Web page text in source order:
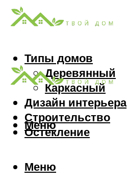
Типы домов
Деревянный
Каркасный
Дизайн интерьера
Строительство
Остекление
Меню
Меню